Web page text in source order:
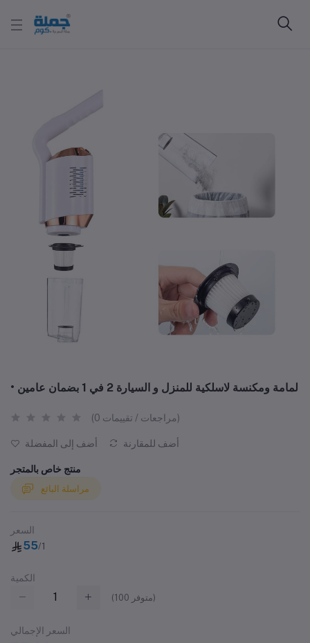
• لمامة ومكنسة لاسلكية للمنزل و السيارة 2 في 1 بضمان عامين
(0 مراجعات / تقييمات)
أضف إلى المفضلة أضف للمقارنة
منتج خاص بالمتجر
مراسلة البائع
السعر
55/1
الكمية
(100 متوفر)
السعر الإجمالي